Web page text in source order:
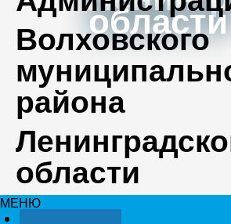
области
Волховского
района
области
МЕНЮ